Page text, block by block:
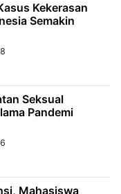
Kekerasan
Semakin
Seksual
Pandemi
Mahasiswa